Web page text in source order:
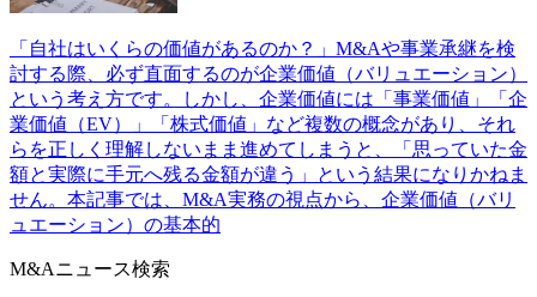
「自社はいくらの価値があるのか？」M&Aや事業承継を検
討する際、必ず直面するのが企業価値（バリュエーション）
という考え方です。しかし、企業価値には「事業価値」「企
業価値（EV）」「株式価値」など複数の概念があり、それ
らを正しく理解しないまま進めてしまうと、「思っていた金
額と実際に手元へ残る金額が違う」という結果になりかねま
せん。本記事では、M&A実務の視点から、企業価値（バリ
ュエーション）の基本的
M&Aニュース検索